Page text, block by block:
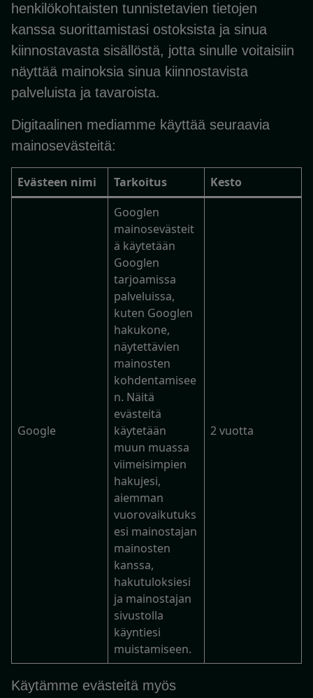
henkilökohtaisten tunnistetavien tietojen
kanssa suorittamistasi ostoksista ja sinua
kiinnostavasta sisällöstä, jotta sinulle voitaisiin
näyttää mainoksia sinua kiinnostavista
palveluista ja tavaroista.
Digitaalinen mediamme käyttää seuraavia
mainosevästeitä:
Evästeen nimi Tarkoitus Kesto
Google
Googlen
mainosevästeit
ä käytetään
Googlen
tarjoamissa
palveluissa,
kuten Googlen
hakukone,
näytettävien
mainosten
kohdentamisee
n. Näitä
evästeitä
käytetään
muun muassa
viimeisimpien
hakujesi,
aiemman
vuorovaikutuks
esi mainostajan
mainosten
kanssa,
hakutuloksiesi
ja mainostajan
sivustolla
käyntiesi
muistamiseen.
2 vuotta
Käytämme evästeitä myös